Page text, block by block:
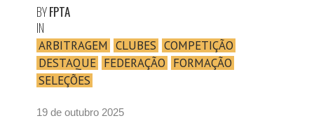
BYFPTA
IN
ARBITRAGEM CLUBES COMPETIÇÃO
DESTAQUE FEDERAÇÃO FORMAÇÃO
SELEÇÕES
19 de outubro 2025